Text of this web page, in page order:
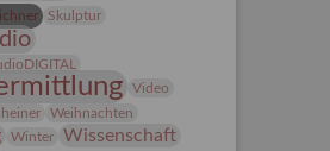
Skulptur
Video
Weihnachten
Winter Wissenschaft